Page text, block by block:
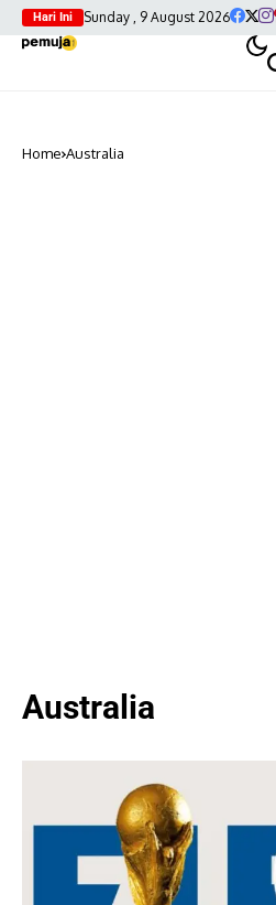
Hari Ini Sunday , 9 August 2026
Home Australia
Australia